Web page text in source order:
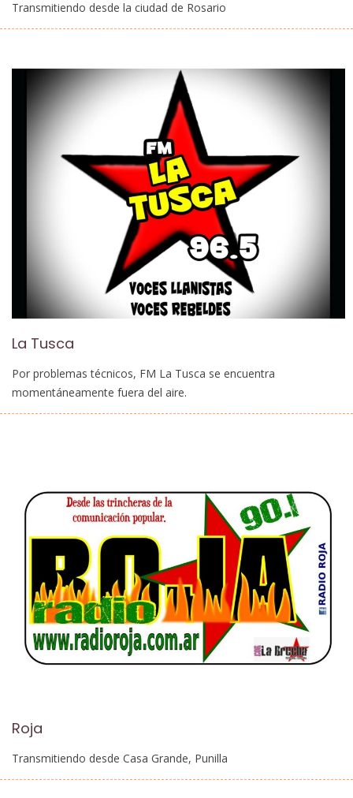
Transmitiendo desde la ciudad de Rosario
La Tusca
Por problemas técnicos, FM La Tusca se encuentra
momentáneamente fuera del aire.
Roja
Transmitiendo desde Casa Grande, Punilla